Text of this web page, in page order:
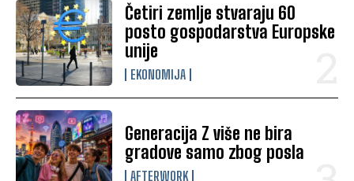
Četiri zemlje stvaraju 60
posto gospodarstva Europske
unije
EKONOMIJA
Generacija Z više ne bira
gradove samo zbog posla
AFTERWORK